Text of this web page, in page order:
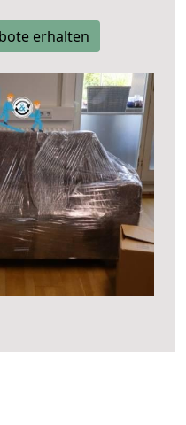
erhalten